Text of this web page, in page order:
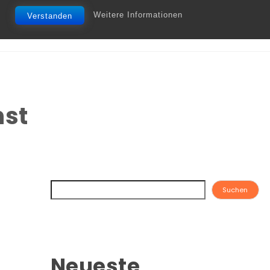
Verstanden Weitere Informationen
Suchen